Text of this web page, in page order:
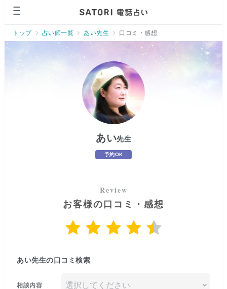
トップ 占い師一覧 あい先生 口コミ・感想
あい先生
予約OK
お客様の口コミ・感想
あい先生の口コミ検索
相談内容